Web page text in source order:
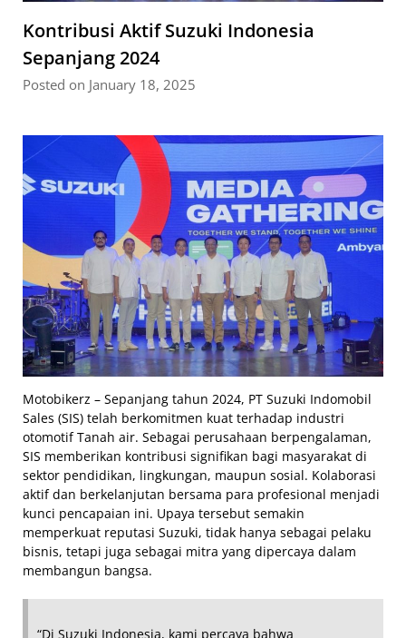
Kontribusi Aktif Suzuki Indonesia
Sepanjang 2024
Posted on January 18, 2025
Motobikerz – Sepanjang tahun 2024, PT Suzuki Indomobil
Sales (SIS) telah berkomitmen kuat terhadap industri
otomotif Tanah air. Sebagai perusahaan berpengalaman,
SIS memberikan kontribusi signifikan bagi masyarakat di
sektor pendidikan, lingkungan, maupun sosial. Kolaborasi
aktif dan berkelanjutan bersama para profesional menjadi
kunci pencapaian ini. Upaya tersebut semakin
memperkuat reputasi Suzuki, tidak hanya sebagai pelaku
bisnis, tetapi juga sebagai mitra yang dipercaya dalam
membangun bangsa.
“Di Suzuki Indonesia, kami percaya bahwa